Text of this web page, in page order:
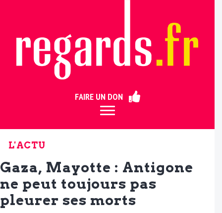
FAIRE UN DON
L'ACTU
Gaza, Mayotte : Antigone
ne peut toujours pas
pleurer ses morts